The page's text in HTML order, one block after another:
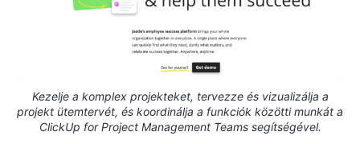
Kezelje a komplex projekteket, tervezze és vizualizálja a
projekt ütemtervét, és koordinálja a funkciók közötti munkát a
ClickUp for Project Management Teams segítségével.